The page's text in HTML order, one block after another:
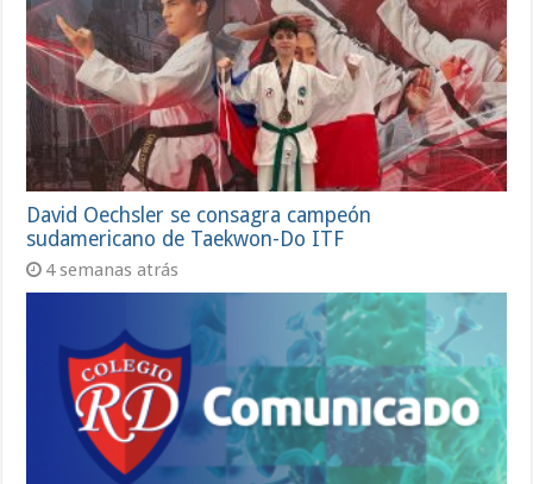
David Oechsler se consagra campeón
sudamericano de Taekwon-Do ITF
4 semanas atrás